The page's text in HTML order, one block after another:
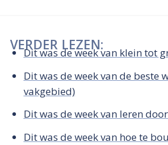
VERDER LEZEN:
Dit was de week van klein tot
Dit was de week van de beste
vakgebied)
Dit was de week van leren
Dit was de week van hoe te